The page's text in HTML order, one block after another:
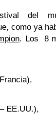
del
como ya
. Los 8
EE.UU.),